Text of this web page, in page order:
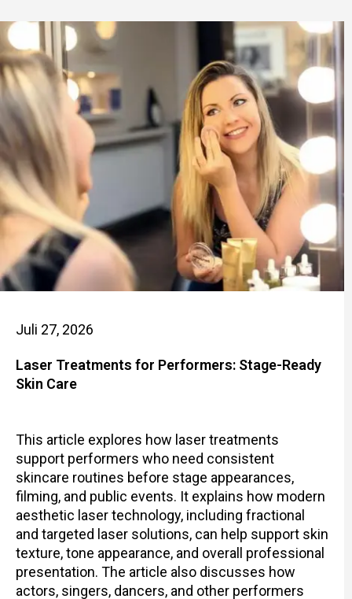
Juli 27, 2026
Laser Treatments for Performers: Stage-Ready
Skin Care
This article explores how laser treatments
support performers who need consistent
skincare routines before stage appearances,
filming, and public events. It explains how modern
aesthetic laser technology, including fractional
and targeted laser solutions, can help support skin
texture, tone appearance, and overall professional
presentation. The article also discusses how
actors, singers, dancers, and other performers